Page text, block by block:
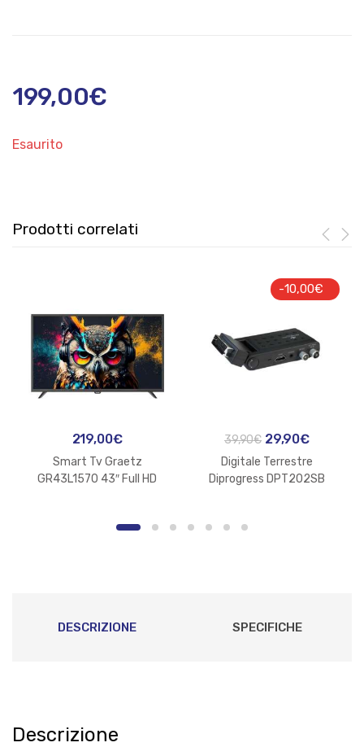
199,00€
Esaurito
Prodotti correlati
219,00€
Smart Tv Graetz
GR43L1570 43″ Full HD
-10,00€
39,90€ Il
prezzo
originale
29,90€Il
prezzo
attuale
Digitale Terrestre
Diprogress DPT202SB
DESCRIZIONE SPECIFICHE
Descrizione